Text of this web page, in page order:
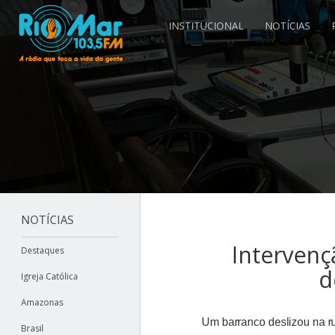
INSTITUCIONAL NOTÍCIAS
NOTÍCIAS
Destaques
Igreja Católica
Amazonas
Brasil
Um barranco deslizou na